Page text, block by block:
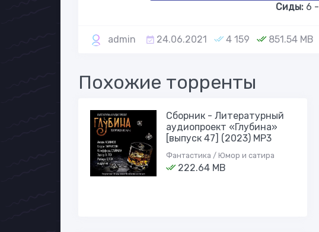
Сиды: 6 -
admin 24.06.2021 4 159 851.54 MB
Похожие торренты
Сборник - Литературный
аудиопроект «Глубина»
[выпуск 47] (2023) MP3
Фантастика / Юмор и сатира
222.64 MB